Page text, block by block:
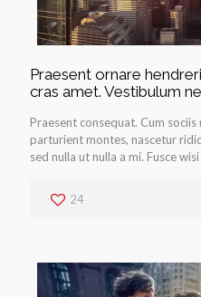
Praesent ornare
cras amet. Vestibulum
Praesent consequat. Cum
parturient montes, nascetur
sed nulla ut nulla a mi. Fusce
24